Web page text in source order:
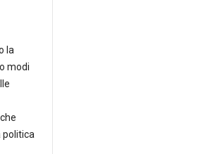
la
modi
politica